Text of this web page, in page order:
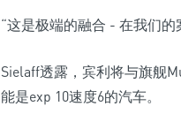
“这是极端的融合 - 在我们
Sielaff透露，宾利将与旗舰
能是exp 10速度6的汽车。